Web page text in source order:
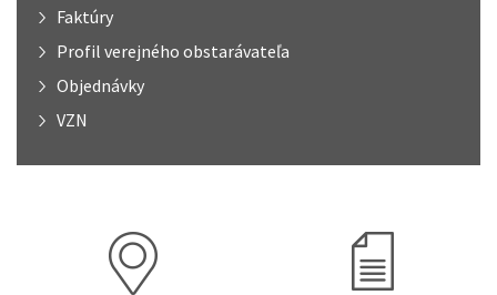
Faktúry
Profil verejného obstarávateľa
Objednávky
VZN